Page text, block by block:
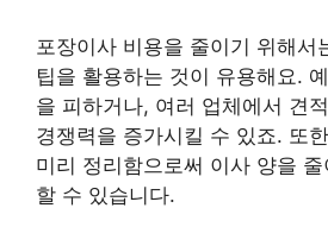
포장이사 비용을 줄이기 위해서
팁을 활용하는 것이 유용해요.
을 피하거나, 여러 업체에서 견
경쟁력을 증가시킬 수 있죠. 또
미리 정리함으로써 이사 양을
할 수 있습니다.